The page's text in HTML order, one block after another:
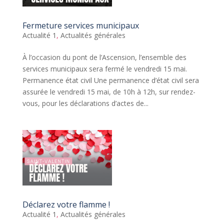
Fermeture services municipaux
Actualité 1 , Actualités générales
À l’occasion du pont de l’Ascension, l’ensemble des
services municipaux sera fermé le vendredi 15 mai.
Permanence état civil Une permanence d’état civil sera
assurée le vendredi 15 mai, de 10h à 12h, sur rendez-
vous, pour les déclarations d’actes de...
Déclarez votre flamme !
Actualité 1 , Actualités générales